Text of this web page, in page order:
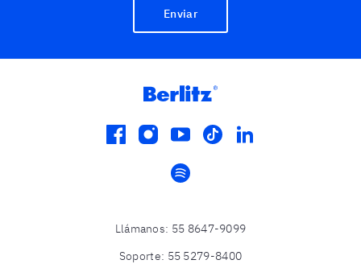
Enviar
facebook
instagram
youtube
tiktoklinkedin
spotify
Llámanos: 55 8647-9099
Soporte: 55 5279-8400